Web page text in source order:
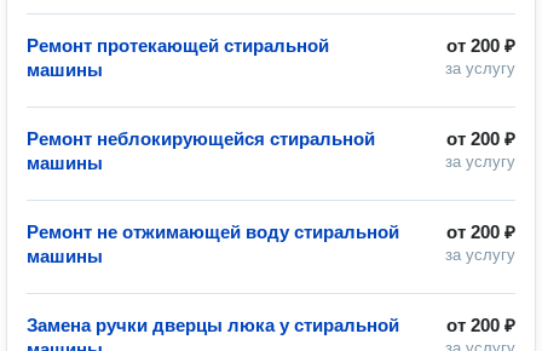
от 200 ₽
за услугу
Ремонт протекающей стиральной
машины
от 200 ₽
за услугу
Ремонт неблокирующейся стиральной
машины
от 200 ₽
за услугу
Ремонт не отжимающей воду стиральной
машины
от 200 ₽
Замена ручки дверцы люка у стиральной